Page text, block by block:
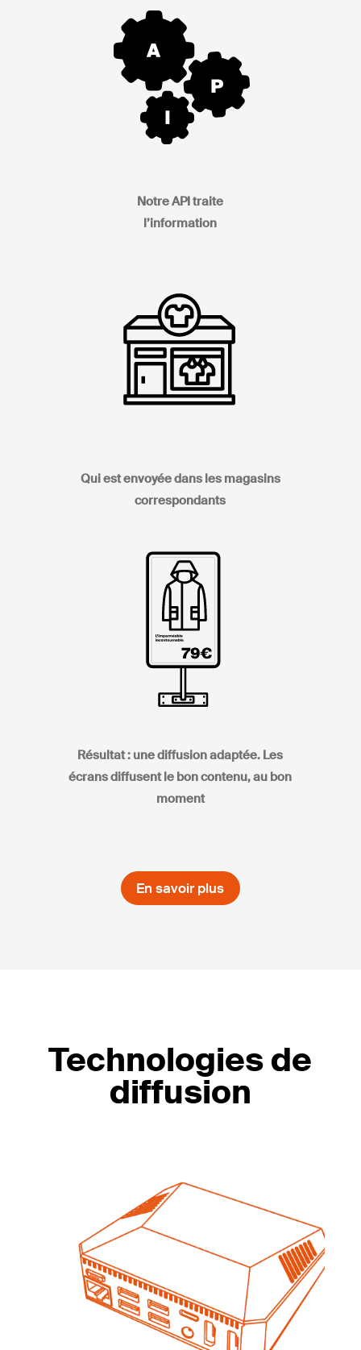
Notre API traite
l’information
Qui est envoyée dans les magasins
correspondants
Résultat : une diffusion adaptée. Les
écrans diffusent le bon contenu, au bon
moment
En savoir plus
Technologies de
diffusion